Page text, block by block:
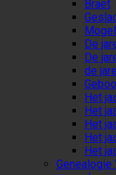
Braet
De
De
de
Het
Het
Het
Het
Het
Genealogie